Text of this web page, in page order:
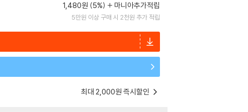
1,480원 (5%) 마니아추가적립
5만원 이상 구매 시 2천원 추가 적립
최대 2,000원 즉시할인